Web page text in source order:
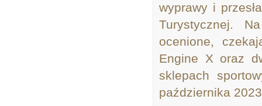
wyprawy i
Turystycznej.
ocenione,
Engine X oraz
sklepach
października